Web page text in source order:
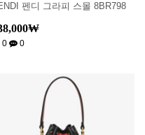
펜디 그라피 스몰 8BR798
₩
0 0